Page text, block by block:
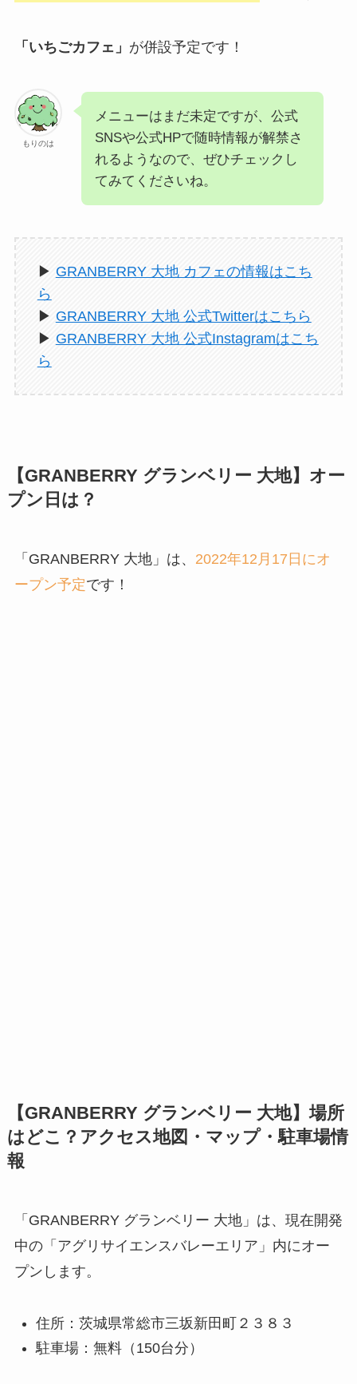
「いちごカフェ」 が併設予定です！
もりのは
メニューはまだ未定ですが、公式
SNSや公式HPで随時情報が解禁さ
れるようなので、ぜひチェックし
てみてくださいね。
▶ GRANBERRY 大地 カフェの情報はこち
ら
▶ GRANBERRY 大地 公式Twitterはこちら
▶ GRANBERRY 大地 公式Instagramはこち
ら
【GRANBERRY グランベリー 大地】オー
プン日は？
「GRANBERRY 大地」は、 2022年12月17日にオ
ープン予定です！
【GRANBERRY グランベリー 大地】場所
はどこ？アクセス地図・マップ・駐車場情
報
「GRANBERRY グランベリー 大地」は、現在開発
中の「アグリサイエンスバレーエリア」内にオー
プンします。
住所：茨城県常総市三坂新田町２３８３
駐車場：無料（150台分）